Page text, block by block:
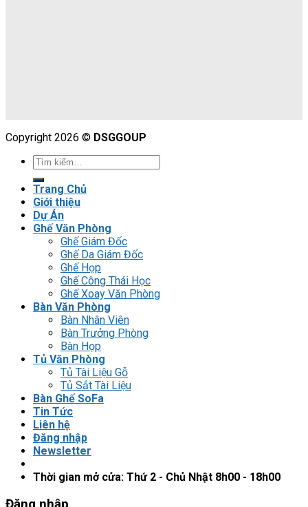
Copyright 2026 © DSGGOUP
Trang Chủ
Giới thiệu
Dự Án
Ghế Văn Phòng
Ghế Giám Đốc
Ghế Da Giám Đốc
Ghế Họp
Ghế Công Thái Học
Ghế Xoay Văn Phòng
Bàn Văn Phòng
Bàn Nhân Viên
Bàn Trưởng Phòng
Bàn Họp
Tủ Văn Phòng
Tủ Tài Liệu Gỗ
Tủ Sắt Tài Liệu
Bàn Ghế SoFa
Tin Tức
Liên hệ
Đăng nhập
Newsletter
Thời gian mở cửa: Thứ 2 - Chủ Nhật 8h00 - 18h00